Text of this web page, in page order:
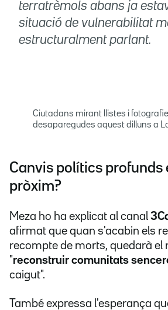
terratrèmols abans ja
situació de vulnerabilitat
estructuralment parlant.
Ciutadans mirant llistes i
desaparegudes aquest dilluns a La
Canvis polítics profunds
pròxim?
Meza ho ha explicat al canal
afirmat que quan s'acabin els
recompte de morts, quedarà el
"reconstruir comunitats
caigut".
També expressa l'esperança